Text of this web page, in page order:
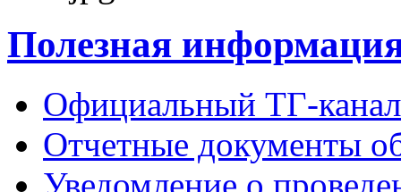
Полезная
Официальный ТГ-
Отчетные документы